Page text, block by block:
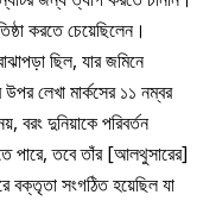
করতে চেয়েছিলেন।
ছিল, যার জমিনে
লেখা মার্কসের ১১ নম্বর
বরং দুনিয়াকে পরিবর্তন
পারে, তবে তাঁর [আলথুসারের]
বক্তৃতা সংগঠিত হয়েছিল যা